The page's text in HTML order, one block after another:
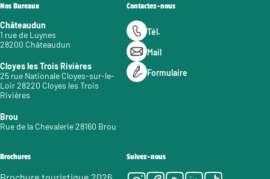
Nos Bureaux
Châteaudun
1 rue de Luynes
28200 Châteaudun
Cloyes les Trois Rivières
25 rue Nationale Cloyes-sur-le-
Loir 28220 Cloyes les Trois
Rivières
Brou
Rue de la Chevalerie 28160 Brou
Contactez-nous
Tél.
Mail
Formulaire
Brochures Suivez-nous